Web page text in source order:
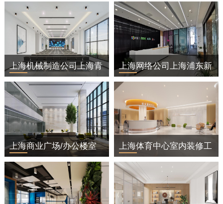
上海机械制造公司上海青
浦区办公室装修
上海商业广场/办公楼室
内装修工程
上海网络公司上海浦东新
区办公室装修
上海体育中心室内装修工
程